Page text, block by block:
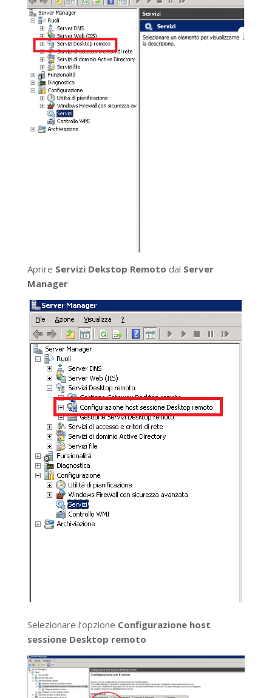
Aprire Servizi Dekstop Remoto dal Server
Manager
Selezionare l’opzione Configurazione host
sessione Desktop remoto